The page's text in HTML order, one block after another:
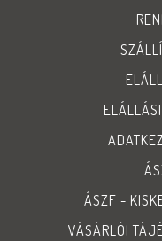
ÁSZF -
VÁSÁRLÓI